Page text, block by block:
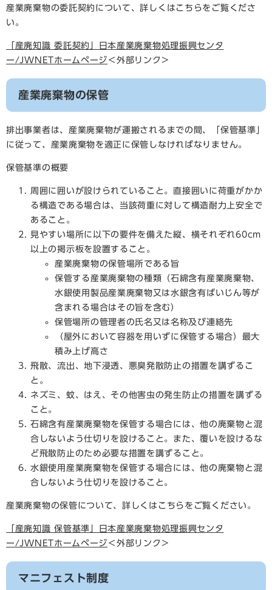
産業廃棄物の委託契約について、詳しくはこちらをご覧くださ
い。
「産廃知識 委託契約」日本産業廃棄物処理振興センタ
ー/JWNETホームページ ＜外部リンク＞
産業廃棄物の保管
排出事業者は、産業廃棄物が運搬されるまでの間、「保管基準」
に従って、産業廃棄物を適正に保管しなければなりません。
保管基準の概要
周囲に囲いが設けられていること。直接囲いに荷重がかか
る構造である場合は、当該荷重に対して構造耐力上安全で
あること。
見やすい場所に以下の要件を備えた縦、横それぞれ60cm
以上の掲示板を設置すること。
産業廃棄物の保管場所である旨
保管する産業廃棄物の種類（石綿含有産業廃棄物、
水銀使用製品産業廃棄物又は水銀含有ばいじん等が
含まれる場合はその旨を含む）
保管場所の管理者の氏名又は名称及び連絡先
（屋外において容器を用いずに保管する場合）最大
積み上げ高さ
飛散、流出、地下浸透、悪臭発散防止の措置を講ずるこ
と。
ネズミ、蚊、はえ、その他害虫の発生防止の措置を講ずる
こと。
石綿含有産業廃棄物を保管する場合には、他の廃棄物と混
合しないよう仕切りを設けること。また、覆いを設けるな
ど飛散防止のため必要な措置を講ずること。
水銀使用産業廃棄物を保管する場合には、他の廃棄物と混
合しないよう仕切りを設けること。
産業廃棄物の保管について、詳しくはこちらをご覧ください。
「産廃知識 保管基準」日本産業廃棄物処理振興センタ
ー/JWNETホームページ ＜外部リンク＞
マニフェスト制度